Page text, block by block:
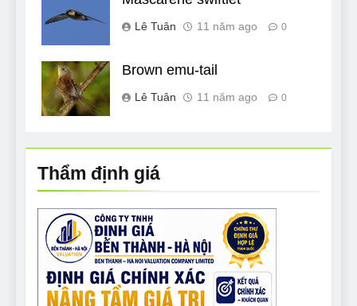
Lê Tuân 11 năm ago 0
Brown emu-tail
Lê Tuân 11 năm ago 0
Thẩm định giá